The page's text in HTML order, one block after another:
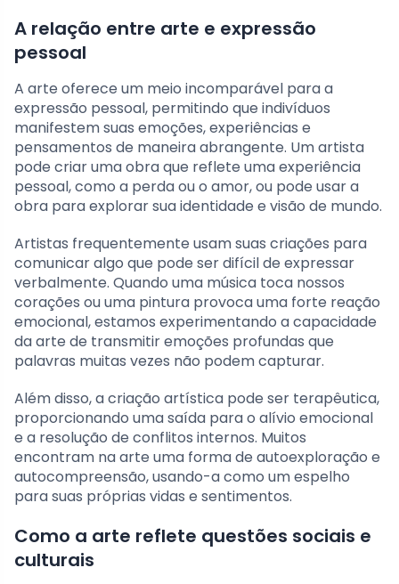
A relação entre arte e expressão
pessoal
A arte oferece um meio incomparável para a
expressão pessoal, permitindo que indivíduos
manifestem suas emoções, experiências e
pensamentos de maneira abrangente. Um artista
pode criar uma obra que reflete uma experiência
pessoal, como a perda ou o amor, ou pode usar a
obra para explorar sua identidade e visão de mundo.
Artistas frequentemente usam suas criações para
comunicar algo que pode ser difícil de expressar
verbalmente. Quando uma música toca nossos
corações ou uma pintura provoca uma forte reação
emocional, estamos experimentando a capacidade
da arte de transmitir emoções profundas que
palavras muitas vezes não podem capturar.
Além disso, a criação artística pode ser terapêutica,
proporcionando uma saída para o alívio emocional
e a resolução de conflitos internos. Muitos
encontram na arte uma forma de autoexploração e
autocompreensão, usando-a como um espelho
para suas próprias vidas e sentimentos.
Como a arte reflete questões sociais e
culturais